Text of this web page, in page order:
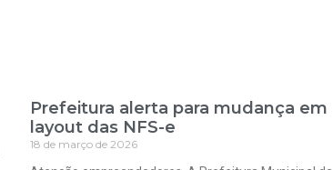
Prefeitura alerta para mudança em
layout das NFS-e
18 de março de 2026